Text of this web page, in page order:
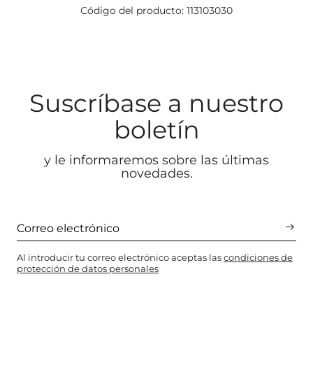
Código del producto: 113103030
Suscríbase a nuestro
boletín
y le informaremos sobre las últimas
novedades.
Al introducir tu correo electrónico aceptas lascondiciones de
protección de datos personales